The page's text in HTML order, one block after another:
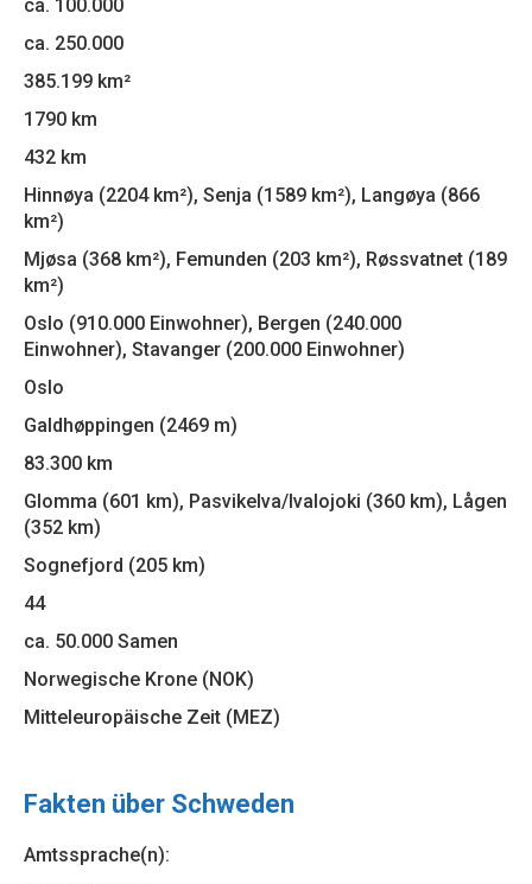
ca. 100.000
ca. 250.000
385.199 km²
1790 km
432 km
Hinnøya (2204 km²), Senja (1589 km²), Langøya (866
km²)
Mjøsa (368 km²), Femunden (203 km²), Røssvatnet (189
km²)
Oslo (910.000 Einwohner), Bergen (240.000
Einwohner), Stavanger (200.000 Einwohner)
Oslo
Galdhøppingen (2469 m)
83.300 km
Glomma (601 km), Pasvikelva/Ivalojoki (360 km), Lågen
(352 km)
Sognefjord (205 km)
44
ca. 50.000 Samen
Norwegische Krone (NOK)
Mitteleuropäische Zeit (MEZ)
Fakten über Schweden
Amtssprache(n):